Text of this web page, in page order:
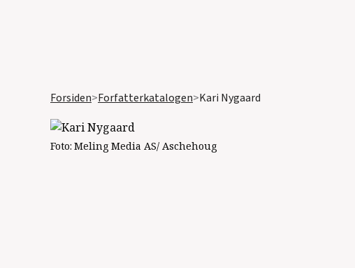
Forsiden>Forfatterkatalogen>Kari Nygaard
Foto: Meling Media AS/ Aschehoug